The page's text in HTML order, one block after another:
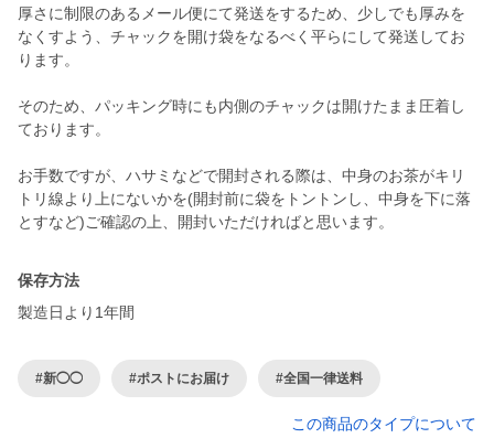
厚さに制限のあるメール便にて発送をするため、少しでも厚みを
なくすよう、チャックを開け袋をなるべく平らにして発送してお
ります。
そのため、パッキング時にも内側のチャックは開けたまま圧着し
ております。
お手数ですが、ハサミなどで開封される際は、中身のお茶がキリ
トリ線より上にないかを(開封前に袋をトントンし、中身を下に落
とすなど)ご確認の上、開封いただければと思います。
保存方法
製造日より1年間
#新◯◯ #ポストにお届け #全国一律送料
この商品のタイプについて